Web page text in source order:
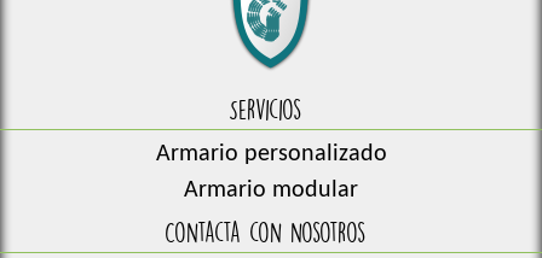
Servicios
Armario personalizado
Armario modular
Contacta con nosotros